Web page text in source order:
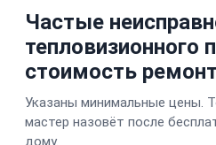
Частые
тепловизионного
стоимость
Указаны минимальные цены.
мастер назовёт после
дому.